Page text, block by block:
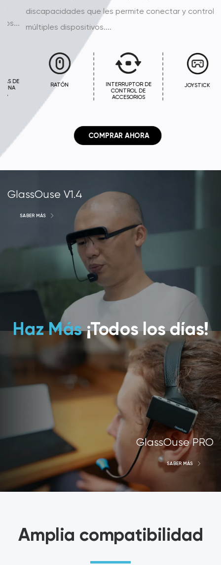
discapacidades que les permite conectar y controlar
múltiples dispositivos....
INTERRUPTOR DE
CONTROL DE
ACCESORIOS
JOYSTICK
COMPRAR AHORA
Haz Más¡Todos los días!
GlassOuse V1.4
SABER MÁS
GlassOuse PRO
SABER MÁS
Amplia compatibilidad